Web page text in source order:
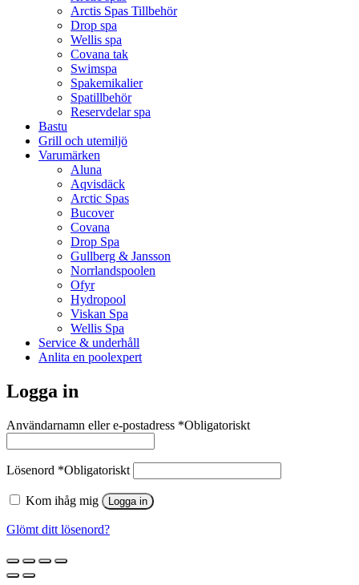
Arctis Spas Tillbehör
Drop spa
Wellis spa
Covana tak
Swimspa
Spakemikalier
Spatillbehör
Reservdelar spa
Bastu
Grill och utemiljö
Varumärken
Aluna
Aqvisdäck
Arctic Spas
Bucover
Covana
Drop Spa
Gullberg & Jansson
Norrlandspoolen
Ofyr
Hydropool
Viskan Spa
Wellis Spa
Service & underhåll
Anlita en poolexpert
Logga in
Användarnamn eller e-postadress *Obligatoriskt
Lösenord *Obligatoriskt
Kom ihåg mig Logga in
Glömt ditt lösenord?